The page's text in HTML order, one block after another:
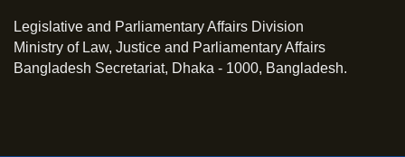
Legislative and Parliamentary Affairs Division
Ministry of Law, Justice and Parliamentary Affairs
Bangladesh Secretariat, Dhaka - 1000, Bangladesh.